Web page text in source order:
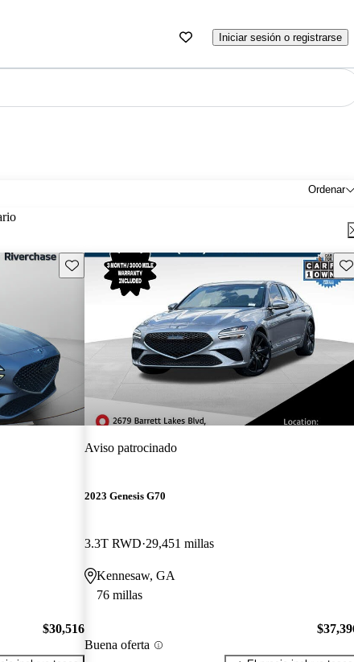
Iniciar sesión o registrarse
Ordenar
Guarda este Aviso
$30,516
Aviso patrocinado
2023 Genesis G70
3.3T RWD 29,451 millas
Kennesaw, GA
76 millas
Buena oferta